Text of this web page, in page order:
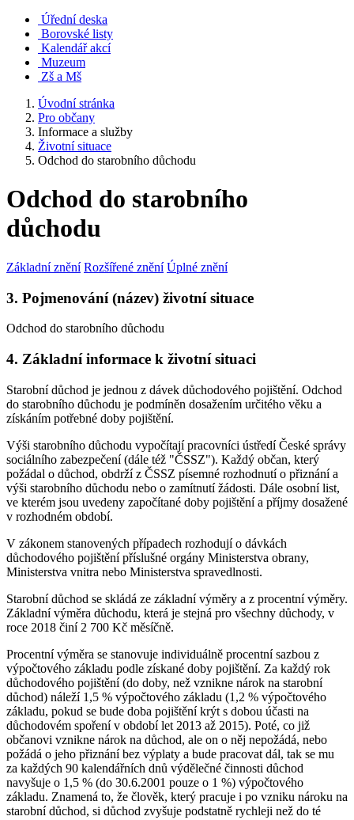
Úřední deska
Borovské listy
Kalendář akcí
Muzeum
Zš a Mš
Úvodní stránka
Pro občany
Informace a služby
Životní situace
Odchod do starobního důchodu
Odchod do starobního
důchodu
Základní znění Rozšířené znění Úplné znění
3. Pojmenování (název) životní situace
Odchod do starobního důchodu
4. Základní informace k životní situaci
Starobní důchod je jednou z dávek důchodového pojištění. Odchod
do starobního důchodu je podmíněn dosažením určitého věku a
získáním potřebné doby pojištění.
Výši starobního důchodu vypočítají pracovníci ústředí České správy
sociálního zabezpečení (dále též "ČSSZ"). Každý občan, který
požádal o důchod, obdrží z ČSSZ písemné rozhodnutí o přiznání a
výši starobního důchodu nebo o zamítnutí žádosti. Dále osobní list,
ve kterém jsou uvedeny započítané doby pojištění a příjmy dosažené
v rozhodném období.
V zákonem stanovených případech rozhodují o dávkách
důchodového pojištění příslušné orgány Ministerstva obrany,
Ministerstva vnitra nebo Ministerstva spravedlnosti.
Starobní důchod se skládá ze základní výměry a z procentní výměry.
Základní výměra důchodu, která je stejná pro všechny důchody, v
roce 2018 činí 2 700 Kč měsíčně.
Procentní výměra se stanovuje individuálně procentní sazbou z
výpočtového základu podle získané doby pojištění. Za každý rok
důchodového pojištění (do doby, než vznikne nárok na starobní
důchod) náleží 1,5 % výpočtového základu (1,2 % výpočtového
základu, pokud se bude doba pojištění krýt s dobou účasti na
důchodovém spoření v období let 2013 až 2015). Poté, co již
občanovi vznikne nárok na důchod, ale on o něj nepožádá, nebo
požádá o jeho přiznání bez výplaty a bude pracovat dál, tak se mu
za každých 90 kalendářních dnů výdělečné činnosti důchod
navyšuje o 1,5 % (do 30.6.2001 pouze o 1 %) výpočtového
základu. Znamená to, že člověk, který pracuje i po vzniku nároku na
starobní důchod, si důchod zvyšuje podstatně rychleji než do té